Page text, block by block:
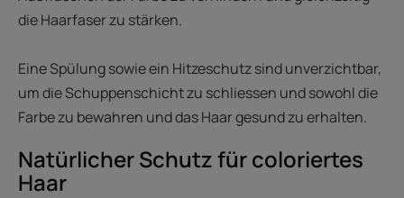
die Haarfaser zu stärken.
Eine Spülung sowie ein Hitzeschutz sind unverzichtbar,
um die Schuppenschicht zu schliessen und sowohl die
Farbe zu bewahren und das Haar gesund zu erhalten.
Natürlicher Schutz für coloriertes
Haar